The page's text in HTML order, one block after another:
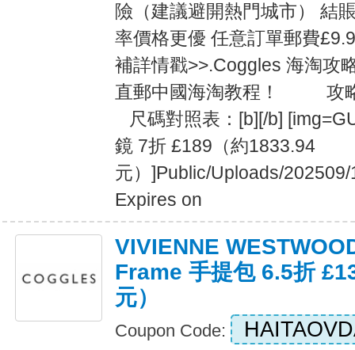
險（建議避開熱門城市） 結
率價格更優 任意訂單郵費
補詳情戳>>.Coggles 海淘攻
直郵中國海淘教程！ 攻
尺碼對照表：[b][/b]
鏡 7折 £189（約1833.94
元）]Public/Uploads/
Expires on
VIVIENNE
Frame 手提包 6.5折
元）
Coupon Code: